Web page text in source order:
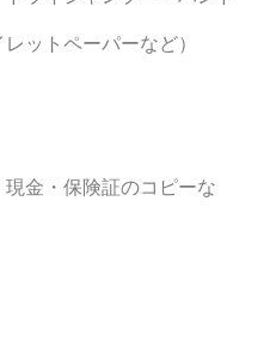
ットペーパーなど）
金・保険証のコピーな